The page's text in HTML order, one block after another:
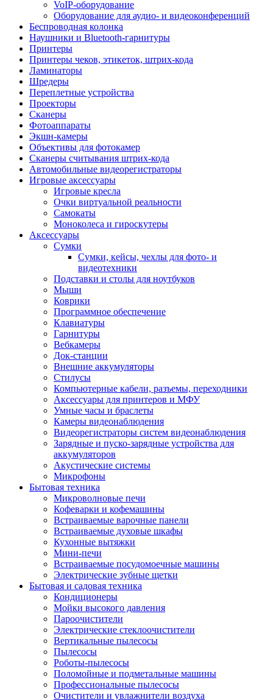
VoIP-оборудование
Оборудование для аудио- и видеоконференций
Беспроводная колонка
Наушники и Bluetooth-гарнитуры
Принтеры
Принтеры чеков, этикеток, штрих-кода
Ламинаторы
Шредеры
Переплетные устройства
Проекторы
Сканеры
Фотоаппараты
Экшн-камеры
Объективы для фотокамер
Сканеры считывания штрих-кода
Автомобильные видеорегистраторы
Игровые аксессуары
Игровые кресла
Очки виртуальной реальности
Самокаты
Моноколеса и гироскутеры
Аксессуары
Сумки
Сумки, кейсы, чехлы для фото- и
видеотехники
Подставки и столы для ноутбуков
Мыши
Коврики
Программное обеспечение
Клавиатуры
Гарнитуры
Вебкамеры
Док-станции
Внешние аккумуляторы
Стилусы
Компьютерные кабели, разъемы, переходники
Аксессуары для принтеров и МФУ
Умные часы и браслеты
Камеры видеонаблюдения
Видеорегистраторы систем видеонаблюдения
Зарядные и пуско-зарядные устройства для
аккумуляторов
Акустические системы
Микрофоны
Бытовая техника
Микроволновые печи
Кофеварки и кофемашины
Встраиваемые варочные панели
Встраиваемые духовые шкафы
Кухонные вытяжки
Мини-печи
Встраиваемые посудомоечные машины
Электрические зубные щетки
Бытовая и садовая техника
Кондиционеры
Мойки высокого давления
Пароочистители
Электрические стеклоочистители
Вертикальные пылесосы
Пылесосы
Роботы-пылесосы
Поломойные и подметальные машины
Профессиональные пылесосы
Очистители и увлажнители воздуха